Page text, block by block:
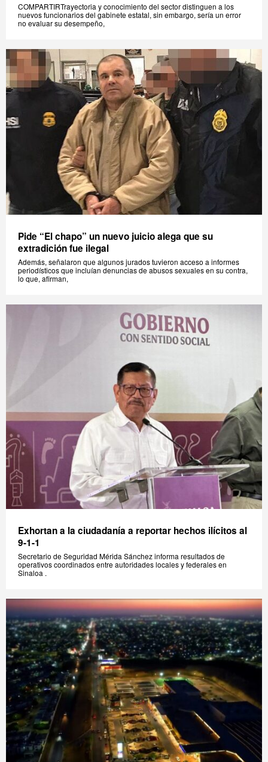
COMPARTIRTrayectoria y conocimiento del sector distinguen a los
nuevos funcionarios del gabinete estatal, sin embargo, sería un error
no evaluar su desempeño,
Pide “El chapo” un nuevo juicio alega que su
extradición fue ilegal
Además, señalaron que algunos jurados tuvieron acceso a informes
periodísticos que incluían denuncias de abusos sexuales en su contra,
lo que, afirman,
Exhortan a la ciudadanía a reportar hechos ilícitos al
9-1-1
Secretario de Seguridad Mérida Sánchez informa resultados de
operativos coordinados entre autoridades locales y federales en
Sinaloa .